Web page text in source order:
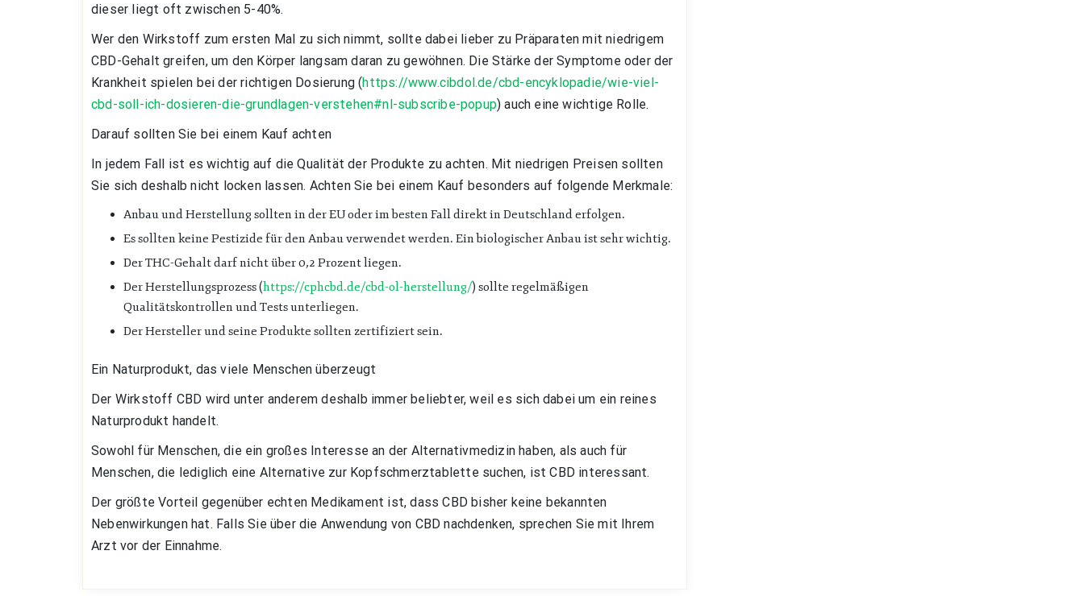
dieser liegt oft zwischen 5-40%.
Wer den Wirkstoff zum ersten Mal zu sich nimmt, sollte dabei lieber zu Präparaten mit niedrigem
CBD-Gehalt greifen, um den Körper langsam daran zu gewöhnen. Die Stärke der Symptome oder der
Krankheit spielen bei der richtigen Dosierung (https://www.cibdol.de/cbd-encyklopadie/wie-viel-
cbd-soll-ich-dosieren-die-grundlagen-verstehen#nl-subscribe-popup) auch eine wichtige Rolle.
Darauf sollten Sie bei einem Kauf achten
In jedem Fall ist es wichtig auf die Qualität der Produkte zu achten. Mit niedrigen Preisen sollten
Sie sich deshalb nicht locken lassen. Achten Sie bei einem Kauf besonders auf folgende Merkmale:
Anbau und Herstellung sollten in der EU oder im besten Fall direkt in Deutschland erfolgen.
Es sollten keine Pestizide für den Anbau verwendet werden. Ein biologischer Anbau ist sehr wichtig.
Der THC-Gehalt darf nicht über 0,2 Prozent liegen.
Der Herstellungsprozess (https://cphcbd.de/cbd-ol-herstellung/) sollte regelmäßigen
Qualitätskontrollen und Tests unterliegen.
Der Hersteller und seine Produkte sollten zertifiziert sein.
Ein Naturprodukt, das viele Menschen überzeugt
Der Wirkstoff CBD wird unter anderem deshalb immer beliebter, weil es sich dabei um ein reines
Naturprodukt handelt.
Sowohl für Menschen, die ein großes Interesse an der Alternativmedizin haben, als auch für
Menschen, die lediglich eine Alternative zur Kopfschmerztablette suchen, ist CBD interessant.
Der größte Vorteil gegenüber echten Medikament ist, dass CBD bisher keine bekannten
Nebenwirkungen hat. Falls Sie über die Anwendung von CBD nachdenken, sprechen Sie mit Ihrem
Arzt vor der Einnahme.